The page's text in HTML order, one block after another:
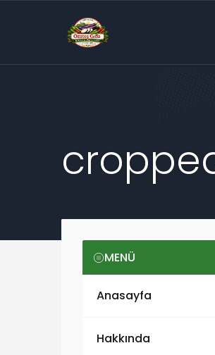
MENÜ
Anasayfa
Hakkında